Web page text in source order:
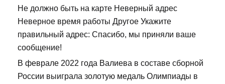
Не должно быть на карте Неверный адрес
Неверное время работы Другое Укажите
правильный адрес: Спасибо, мы приняли ваше
сообщение!
В феврале 2022 года Валиева в составе сборной
России выиграла золотую медаль Олимпиады в